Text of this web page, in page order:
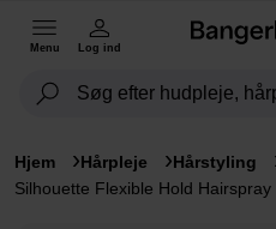
Menu Log ind
Hjem Hårpleje Hårstyling
Silhouette Flexible Hold Hairspray